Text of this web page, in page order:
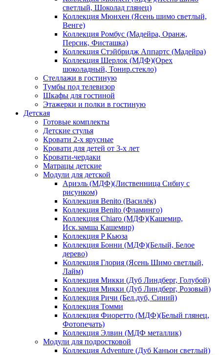
светлый, Шоколад глянец)
Коллекция Мюнхен (Ясень шимо светлый,
Венге)
Коллекция Ромбус (Мадейра, Оранж,
Персик, Фисташка)
Коллекция Стэйбридж Аппартс (Мадейра)
Коллекция Шерлок (МДФ)(Орех
шоколадный, Тонир.стекло)
Стеллажи в гостиную
Тумбы под телевизор
Шкафы для гостиной
Этажерки и полки в гостиную
Детская
Готовые комплекты
Детские стулья
Кровати 2-х ярусные
Кровати для детей от 3-х лет
Кровати-чердаки
Матрацы детские
Модули для детской
Ариэль (МДФ)(Лиственница Сибиу с
рисунком)
Коллекция Benito (Василёк)
Коллекция Benito (Фламинго)
Коллекция Chiaro (МДФ)(Кашемир,
Иск.замша Кашемир)
Коллекция P Кьюза
Коллекция Бонни (МДФ)(Белый, Белое
дерево)
Коллекция Глория (Ясень Шимо светлый,
Лайм)
Коллекция Микки (Дуб Линдберг, Голубой)
Коллекция Микки (Дуб Линдберг, Розовый)
Коллекция Ричи (Бел.дуб, Синий)
Коллекция Томми
Коллекция Фиоретто (МДФ)(Белый глянец,
Фотопечать)
Коллекция Элвин (МДФ металлик)
Модули для подростковой
Коллекция Adventure (Дуб Каньон светлый)